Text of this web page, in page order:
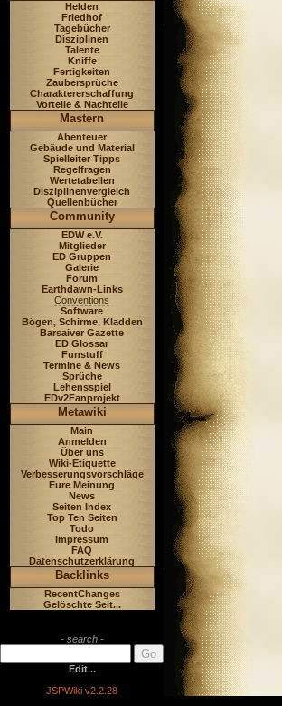
Helden
Friedhof
Tagebücher
Disziplinen
Talente
Kniffe
Fertigkeiten
Zaubersprüche
Charaktererschaffung
Vorteile & Nachteile
Mastern
Abenteuer
Gebäude und Material
Spielleiter Tipps
Regelfragen
Wertetabellen
Disziplinenvergleich
Quellenbücher
Community
EDW e.V.
Mitglieder
ED Gruppen
Galerie
Forum
Earthdawn-Links
Conventions
Software
Bögen, Schirme, Kladden
Barsaiver Gazette
ED Glossar
Funstuff
Termine & News
Sprüche
Lehensspiel
EDv2Fanprojekt
Metawiki
Main
Anmelden
Über uns
Wiki-Etiquette
Verbesserungsvorschläge
Eure Meinung
News
Seiten Index
Top Ten Seiten
Todo
Impressum
FAQ
Datenschutzerklärung
Backlinks
RecentChanges
Gelöschte Seit...
- search -
Edit...
JSPWiki v2.2.28